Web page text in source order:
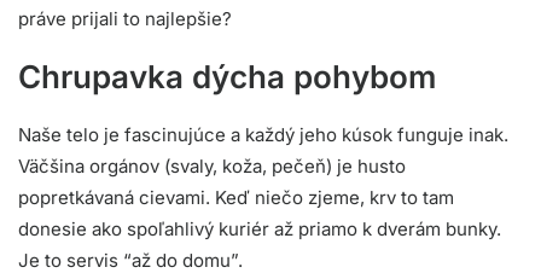
práve prijali to najlepšie?
Chrupavka dýcha pohybom
Naše telo je fascinujúce a každý jeho kúsok funguje inak.
Väčšina orgánov (svaly, koža, pečeň) je husto
popretkávaná cievami. Keď niečo zjeme, krv to tam
donesie ako spoľahlivý kuriér až priamo k dverám bunky.
Je to servis “až do domu”.